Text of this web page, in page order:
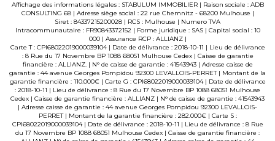
Affichage des informations légales : STABULUM IMMOBILIER | Raison sociale : ADB
CONSULTING 68 | Adresse siège social : 22 rue Chemnitz - 68200 Mulhouse |
Siret : 84337215200028 | RCS : Mulhouse | Numero TVA
Intracommunautaire : FR90843372152 | Forme juridique : SAS | Capital social : 10
000 | Assurance RCP : ALLIANZ |
Carte T : CPI68022019000039104 | Date de délivrance : 2018-10-11 | Lieu de délivrance
: 8 Rue du 17 Novembre BP 1088 68051 Mulhouse Cedex | Caisse de garantie
financière : ALLIANZ. | N° de caisse de garantie : 41543943 | Adresse caisse de
garantie : 44 avenue Georges Pompidou 92300 LEVALLOIS-PERRET | Montant de la
garantie financière : 110.000€ | Carte G : CPI68022019000039104 | Date de délivrance
: 2018-10-11 | Lieu de délivrance : 8 Rue du 17 Novembre BP 1088 68051 Mulhouse
Cedex | Caisse de garantie financière : ALLIANZ | N° de caisse de garantie : 41543943
| Adresse caisse de garantie : 44 avenue Georges Pompidou 92300 LEVALLOIS-
PERRET | Montant de la garantie financière : 282.000€ | Carte S :
CPI68022019000039104 | Date de délivrance : 2018-10-11 | Lieu de délivrance : 8 Rue
du 17 Novembre BP 1088 68051 Mulhouse Cedex | Caisse de garantie financière :